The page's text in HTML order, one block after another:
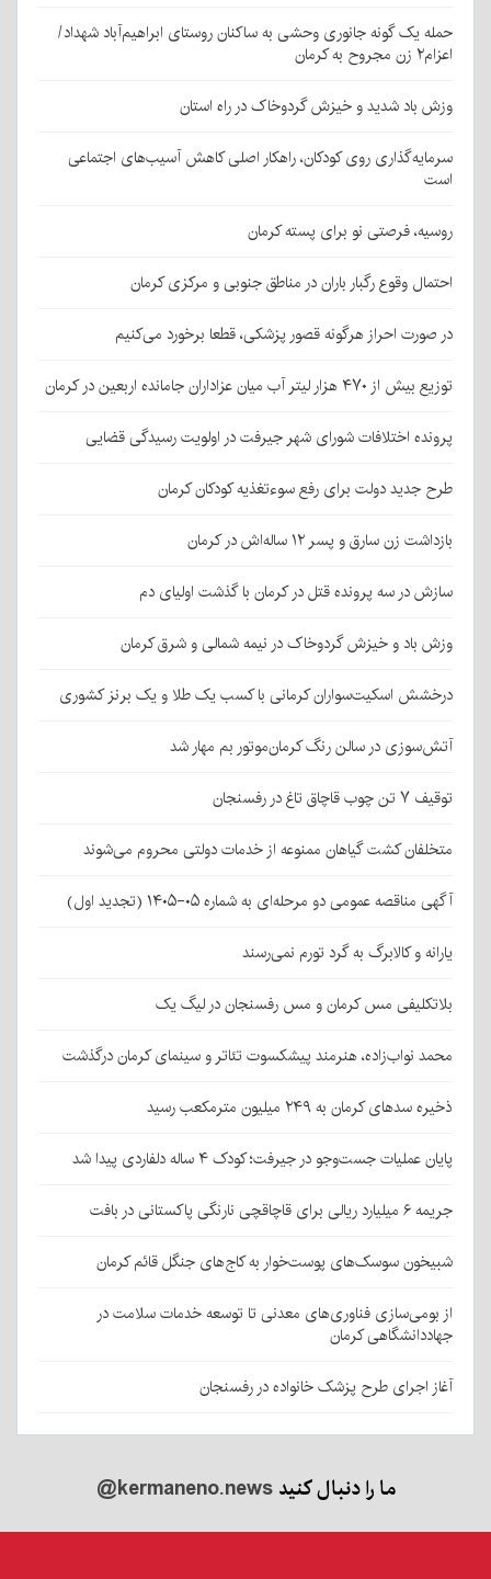
حمله یک گونه جانوری وحشی به ساکنان روستای ابراهیم‌آباد شهداد/
اعزام۲ زن مجروح به کرمان
وزش باد شدید و خیزش گردوخاک در راه استان
سرمایه‌گذاری روی کودکان، راهکار اصلی کاهش آسیب‌های اجتماعی
است
روسیه، فرصتی نو برای پسته کرمان
احتمال وقوع رگبار باران در مناطق جنوبی و مرکزی کرمان
در صورت احراز هرگونه قصور پزشکی، قطعا برخورد می‌کنیم
توزیع بیش از ۴۷۰ هزار لیتر آب میان عزاداران جامانده اربعین در کرمان
پرونده اختلافات شورای شهر جیرفت در اولویت رسیدگی قضایی
طرح جدید دولت برای رفع سوءتغذیه کودکان کرمان
بازداشت زن سارق و پسر ۱۲ ساله‌اش در کرمان
سازش در سه پرونده قتل در کرمان با گذشت اولیای دم
وزش باد و خیزش گردوخاک در نیمه شمالی و شرق کرمان
درخشش اسکیت‌سواران کرمانی با کسب یک طلا و یک برنز کشوری
آتش‌سوزی در سالن رنگ کرمان‌موتور بم مهار شد
توقیف ۷ تن چوب قاچاق تاغ در رفسنجان
متخلفان کشت گیاهان ممنوعه از خدمات دولتی محروم می‌شوند
آگهی مناقصه عمومی دو مرحله‌ای به شماره ۰۵-۱۴۰۵ (تجدید اول)
یارانه و کالابرگ به گرد تورم نمی‌رسند
بلاتکلیفی مس کرمان و مس رفسنجان در لیگ یک
محمد نواب‌زاده، هنرمند پیشکسوت تئاتر و سینمای کرمان درگذشت
ذخیره سدهای کرمان به ۲۴۹ میلیون مترمکعب رسید
پایان عملیات جست‌وجو در جیرفت؛ کودک ۴ ساله دلفاردی پیدا شد
جریمه ۶ میلیارد ریالی برای قاچاقچی نارنگی پاکستانی در بافت
شبیخون سوسک‌های پوست‌خوار به کاج‌های جنگل قائم کرمان
از بومی‌سازی فناوری‌های معدنی تا توسعه خدمات سلامت در
جهاددانشگاهی کرمان
آغاز اجرای طرح پزشک خانواده در رفسنجان
ما را دنبال کنید@kermaneno.news